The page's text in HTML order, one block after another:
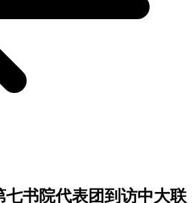
七书院代表团到访中大联